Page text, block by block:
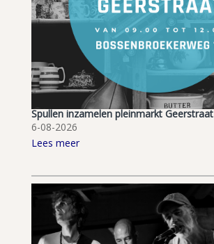
Spullen inzamelen pleinmarkt Geerstraat
6-08-2026
Lees meer